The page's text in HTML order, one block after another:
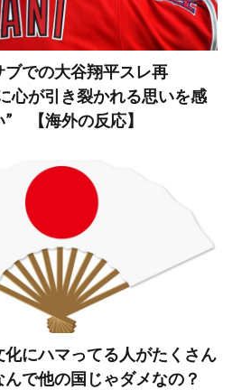
ブでの大谷翔平スレ再
心が引き裂かれる思いを感
” 【海外の反応】
化にハマってる人がたくさん
んで他の国じゃダメなの？